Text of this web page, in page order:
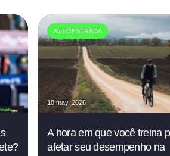
AUTOESTRADA
18 may. 2026
A hora em que você treina
afetar seu desempenho na